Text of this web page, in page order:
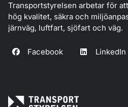
Transportstyrelsen arbetar för
hög kvalitet, säkra och
järnväg, luftfart, sjöfart och väg.
Facebook LinkedIn